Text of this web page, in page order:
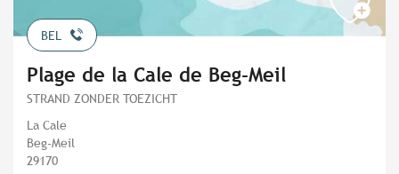
BEL
Plage de la Cale de Beg-Meil
STRAND ZONDER TOEZICHT
La Cale
Beg-Meil
29170